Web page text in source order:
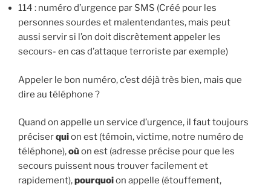
114 : numéro d’urgence par SMS (Créé pour les
personnes sourdes et malentendantes, mais peut
aussi servir si l’on doit discrètement appeler les
secours- en cas d’attaque terroriste par exemple)
Appeler le bon numéro, c’est déjà très bien, mais que
dire au téléphone ?
Quand on appelle un service d’urgence, il faut toujours
préciserquion est (témoin, victime, notre numéro de
téléphone),oùon est (adresse précise pour que les
secours puissent nous trouver facilement et
rapidement),pourquoion appelle (étouffement,